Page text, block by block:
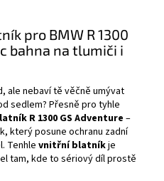
pro BMW R 1300
bahna na tlumiči i
ale nebaví tě věčně umývat
sedlem? Přesně pro tyhle
R 1300 GS Adventure –
který posune ochranu zadní
Tenhle vnitřní blatníkje
tam, kde to sériový díl prostě